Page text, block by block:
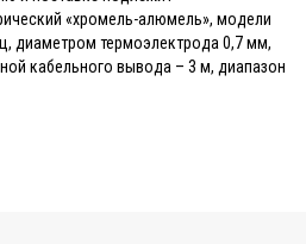
«хромель-алюмель», модели
диаметром термоэлектрода 0,7 мм,
кабельного вывода – 3 м, диапазон